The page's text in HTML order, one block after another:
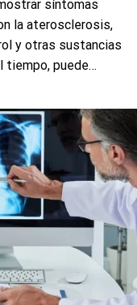
síntomas
la aterosclerosis,
y otras sustancias
tiempo, puede…